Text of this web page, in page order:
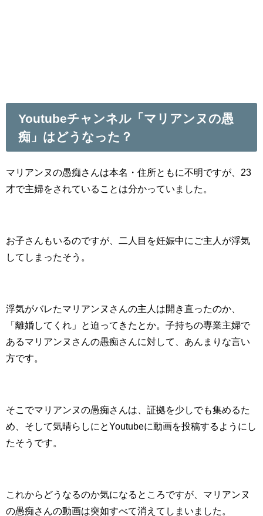
Youtubeチャンネル「マリアンヌの愚
痴」はどうなった？
マリアンヌの愚痴さんは本名・住所ともに不明ですが、23
才で主婦をされていることは分かっていました。
お子さんもいるのですが、二人目を妊娠中にご主人が浮気
してしまったそう。
浮気がバレたマリアンヌさんの主人は開き直ったのか、
「離婚してくれ」と迫ってきたとか。子持ちの専業主婦で
あるマリアンヌさんの愚痴さんに対して、あんまりな言い
方です。
そこでマリアンヌの愚痴さんは、証拠を少しでも集めるた
め、そして気晴らしにとYoutubeに動画を投稿するようにし
たそうです。
これからどうなるのか気になるところですが、マリアンヌ
の愚痴さんの動画は突如すべて消えてしまいました。